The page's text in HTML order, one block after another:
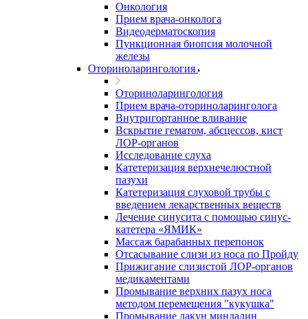
Онкология
Прием врача-онколога
Видеодерматоскопия
Пункционная биопсия молочной
железы
Оториноларингология
Оториноларингология
Прием врача-оториноларинголога
Внутригортанное вливание
Вскрытие гематом, абсцессов, кист
ЛОР-органов
Исследование слуха
Катетеризация верхнечелюстной
пазухи
Катетеризация слуховой трубы с
введением лекарственных веществ
Лечение синусита с помощью синус-
катетера «ЯМИК»
Массаж барабанных перепонок
Отсасывание слизи из носа по Пройду
Прижигание слизистой ЛОР-органов
медикаментами
Промывание верхних пазух носа
методом перемещения "кукушка"
Промывание лакун миндалин